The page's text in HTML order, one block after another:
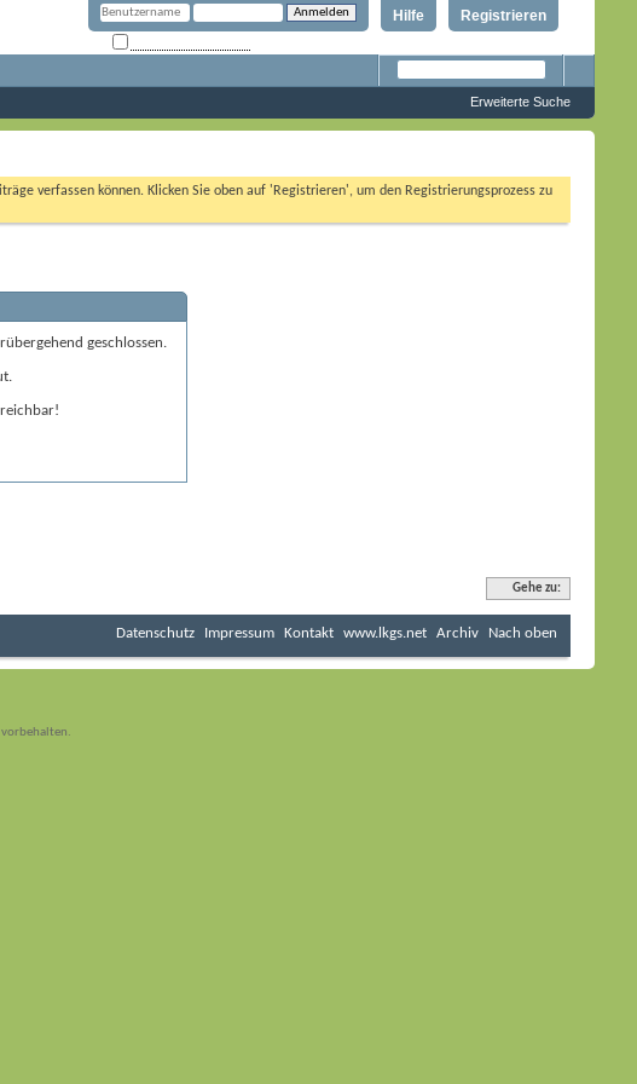
Registrieren
Hilfe
Erweiterte Suche
verfassen können. Klicken Sie oben auf 'Registrieren', um den Registrierungsprozess zu
geschlossen.
Gehe zu:
Datenschutz Impressum Kontakt www.lkgs.net Archiv Nach oben